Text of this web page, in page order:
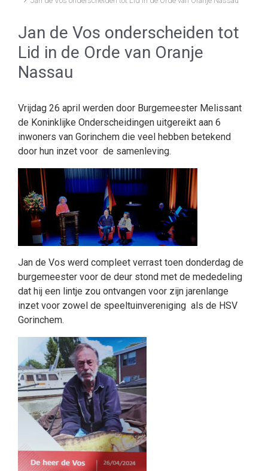
Jan de Vos onderscheiden tot
Lid in de Orde van Oranje
Nassau
Vrijdag 26 april werden door Burgemeester Melissant
de Koninklijke Onderscheidingen uitgereikt aan 6
inwoners van Gorinchem die veel hebben betekend
door hun inzet voor de samenleving.
Jan de Vos werd compleet verrast toen donderdag de
burgemeester voor de deur stond met de mededeling
dat hij een lintje zou ontvangen voor zijn jarenlange
inzet voor zowel de speeltuinvereniging als de HSV
Gorinchem.